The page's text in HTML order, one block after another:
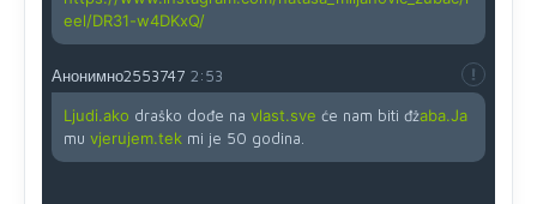
eel/DR31-w4DKxQ/
Анонимно2553747 2:53
Ljudi.ako draško dođe na vlast.sve će nam biti đžaba.Ja
mu vjerujem.tek mi je 50 godina.